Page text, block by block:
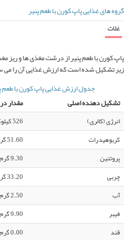
گروه های غذایی پاپ کورن با طعم پنیر
غلات
پاپ کورن با طعم پنیر از درشت مغذی ها و ریز
زیر تشکیل شده است که ارزش غذایی آن را می
جدول ارزش غذایی پاپ کورن با طعم
تشکیل دهنده اصلی
مقدار در100 گرم
انرژی (کالری)
526 کیلوکالری
کربوهیدرات
51.60 گرم
پروتئین
9.30 گرم
چربی
33.20 گرم
آب
2.50 گرم
فیبر
9.90 گرم
قند
0.00 گرم